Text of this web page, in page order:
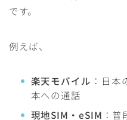
です。
例えば、
楽天モバイル ：日本
本への通話
現地SIM・eSIM ：